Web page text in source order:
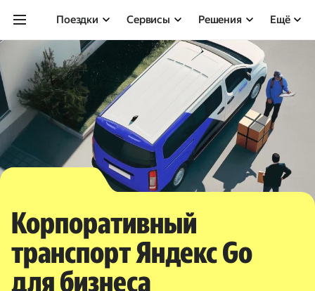
Поездки Сервисы Решения Ещё
Корпоративный
транспорт Яндекс Go
для бизнеса